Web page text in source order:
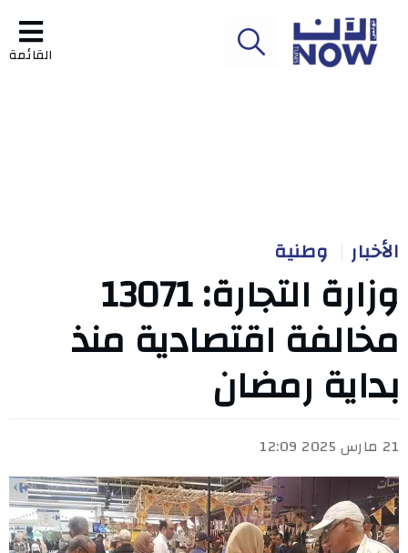
القائمة
الأخبار وطنية
وزارة التجارة: 13071
مخالفة اقتصادية منذ
بداية رمضان
21 مارس 2025 12:09